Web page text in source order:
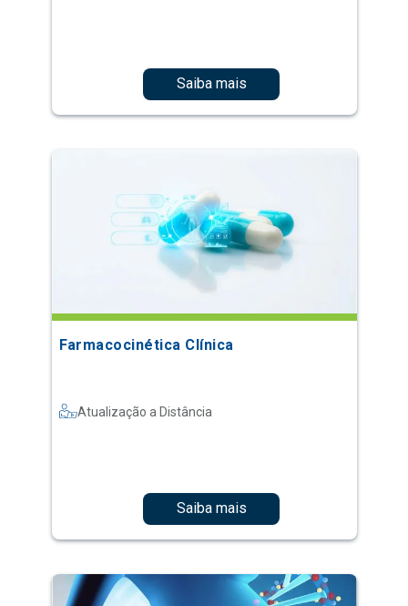
Saiba mais
Farmacocinética Clínica
Atualização a Distância
Saiba mais